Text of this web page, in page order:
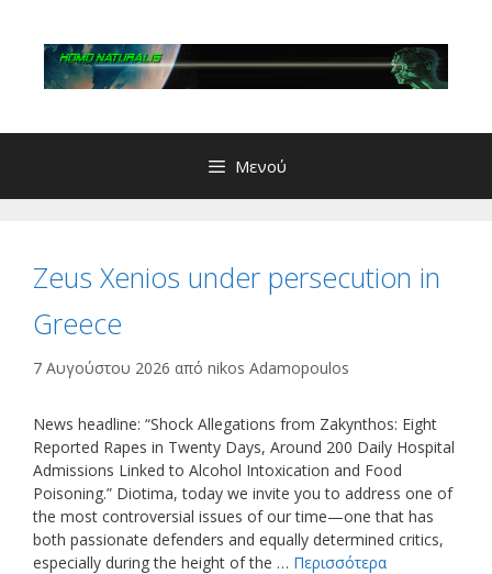
περιεχόμενο
Μενού
Zeus Xenios under persecution in
Greece
7 Αυγούστου 2026 από nikos Adamopoulos
News headline: “Shock Allegations from Zakynthos: Eight
Reported Rapes in Twenty Days, Around 200 Daily Hospital
Admissions Linked to Alcohol Intoxication and Food
Poisoning.” Diotima, today we invite you to address one of
the most controversial issues of our time—one that has
both passionate defenders and equally determined critics,
especially during the height of the … Περισσότερα